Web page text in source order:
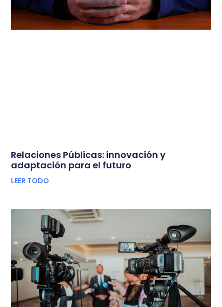
Relaciones Públicas: innovación y
adaptación para el futuro
LEER TODO